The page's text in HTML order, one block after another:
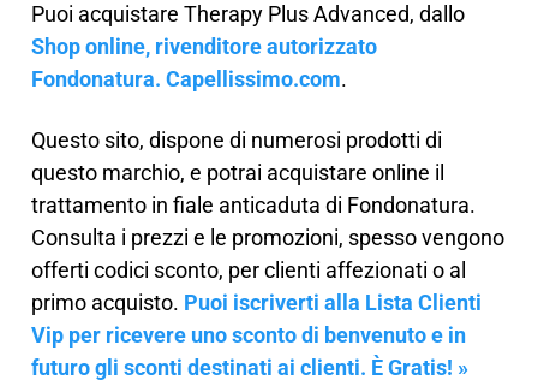
Puoi acquistare Therapy Plus Advanced, dallo
Shop online, rivenditore autorizzato
Fondonatura. Capellissimo.com.
Questo sito, dispone di numerosi prodotti di
questo marchio, e potrai acquistare online il
trattamento in fiale anticaduta di Fondonatura.
Consulta i prezzi e le promozioni, spesso vengono
offerti codici sconto, per clienti affezionati o al
primo acquisto. Puoi iscriverti alla Lista Clienti
Vip per ricevere uno sconto di benvenuto e in
futuro gli sconti destinati ai clienti. È Gratis! »